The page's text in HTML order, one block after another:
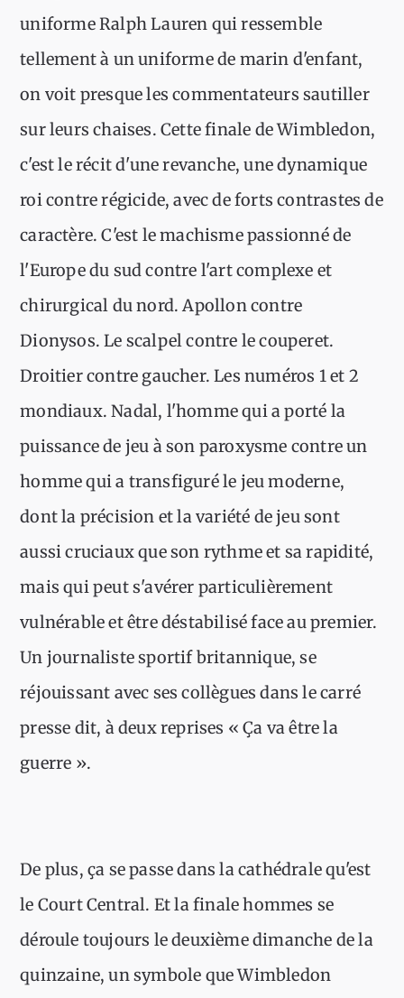
uniforme Ralph Lauren qui ressemble
tellement à un uniforme de marin d'enfant,
on voit presque les commentateurs sautiller
sur leurs chaises. Cette finale de Wimbledon,
c'est le récit d'une revanche, une dynamique
roi contre régicide, avec de forts contrastes de
caractère. C'est le machisme passionné de
l'Europe du sud contre l'art complexe et
chirurgical du nord. Apollon contre
Dionysos. Le scalpel contre le couperet.
Droitier contre gaucher. Les numéros 1 et 2
mondiaux. Nadal, l'homme qui a porté la
puissance de jeu à son paroxysme contre un
homme qui a transfiguré le jeu moderne,
dont la précision et la variété de jeu sont
aussi cruciaux que son rythme et sa rapidité,
mais qui peut s'avérer particulièrement
vulnérable et être déstabilisé face au premier.
Un journaliste sportif britannique, se
réjouissant avec ses collègues dans le carré
presse dit, à deux reprises « Ça va être la
guerre ».
De plus, ça se passe dans la cathédrale qu'est
le Court Central. Et la finale hommes se
déroule toujours le deuxième dimanche de la
quinzaine, un symbole que Wimbledon